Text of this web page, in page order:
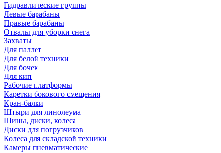
Гидравлические группы
Левые барабаны
Правые барабаны
Отвалы для уборки снега
Захваты
Для паллет
Для белой техники
Для бочек
Для кип
Рабочие платформы
Каретки бокового смещения
Кран-балки
Штыри для линолеума
Шины, диски, колеса
Диски для погрузчиков
Колеса для складской техники
Камеры пневматические